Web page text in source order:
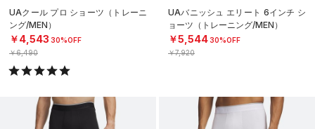
UAクール プロ ショーツ（トレーニ
ング/MEN）
￥4,543 30%OFF
￥6,490
UAバニッシュ エリート 6インチ シ
ョーツ（トレーニング/MEN）
￥5,54430%OFF
￥7,920